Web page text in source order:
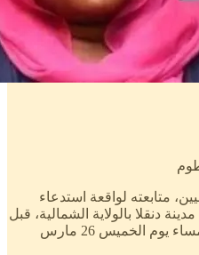
متابعته لواقعة استدعاء
دنقلا بالولاية الشمالية، قبل
أن تطلق النيابة سراحها بالضمان مساء يوم الخميس 26 مارس